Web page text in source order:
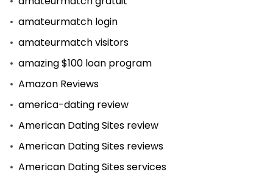
amateurmatch login
amateurmatch visitors
amazing $100 loan program
Amazon Reviews
america-dating review
American Dating Sites review
American Dating Sites reviews
American Dating Sites services